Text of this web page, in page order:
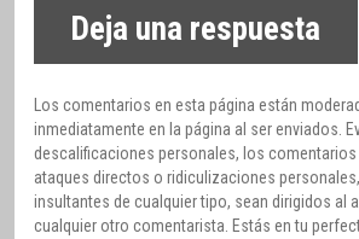
Deja una respuesta
Los comentarios en esta página están
inmediatamente en la página al ser enviados.
descalificaciones personales, los
ataques directos o ridiculizaciones
insultantes de cualquier tipo, sean dirigidos al
cualquier otro comentarista. Estás en tu